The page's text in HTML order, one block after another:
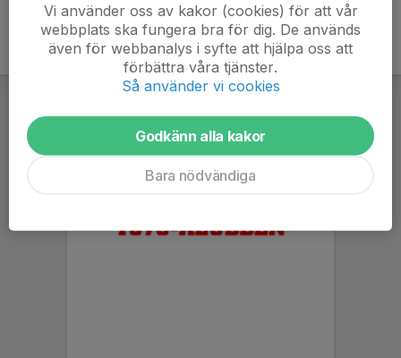
Vi använder oss av kakor (cookies) för att vår
webbplats ska fungera bra för dig. De används
även för webbanalys i syfte att hjälpa oss att
förbättra våra tjänster.
Så använder vi cookies
Godkänn alla kakor
Bara nödvändiga